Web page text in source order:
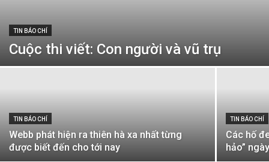
TIN BÁO CHÍ
Cuộc thi viết: Con người và vũ trụ
TIN BÁO CHÍ
Webb phát hiện ra thiên hà xa nhất từng
được biết đến cho tới nay
TIN BÁO CHÍ
Các hố
hảo”